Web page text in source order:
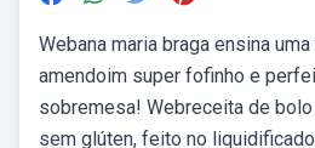
Webana maria braga ensina
amendoim super fofinho e
sobremesa! Webreceita de
sem glúten, feito no